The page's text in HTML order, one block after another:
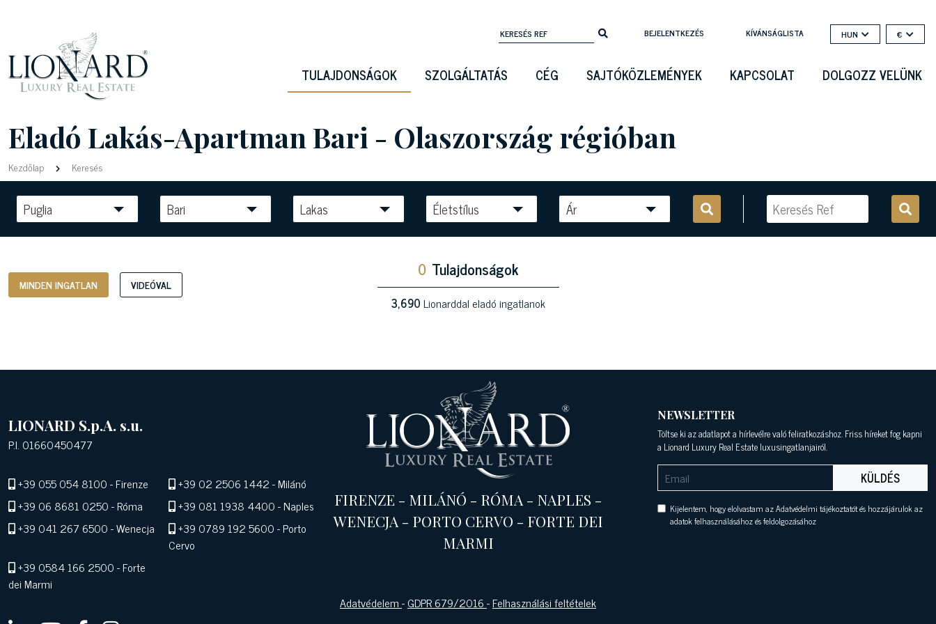
BEJELENTKEZÉS KÍVÁNSÁGLISTA HUN €
TULAJDONSÁGOK SZOLGÁLTATÁS CÉG SAJTÓKÖZLEMÉNYEK KAPCSOLAT DOLGOZZ VELÜNK
Eladó Lakás-Apartman Bari - Olaszország régióban
Kezdőlap Keresés
Puglia Bari Lakas Életstílus Ár
MINDEN INGATLAN VIDEÓVAL
0 Tulajdonságok
3,690Lionarddal eladó ingatlanok
LIONARD S.p.A. s.u.
P.I. 01660450477
+39 055 054 8100- Firenze +39 02 2506 1442- Milánó
+39 06 8681 0250- Róma +39 081 1938 4400- Naples
+39 041 267 6500- Wenecja +39 0789 192 5600- Porto
Cervo
+39 0584 166 2500- Forte
dei Marmi
FIRENZE - MILÁNÓ - RÓMA - NAPLES -
WENECJA - PORTO CERVO - FORTE DEI
MARMI
Adatvédelem-GDPR 679/2016-Felhasználási feltételek
NEWSLETTER
Töltse ki az adatlapot a hírlevélre való feliratkozáshoz. Friss híreket fog kapni
a Lionard Luxury Real Estate luxusingatlanjairól.
KÜLDÉS
Kijelentem, hogy elolvastam az Adatvédelmi tájékoztatót és hozzájárulok az
adatok felhasználásához és feldolgozásához